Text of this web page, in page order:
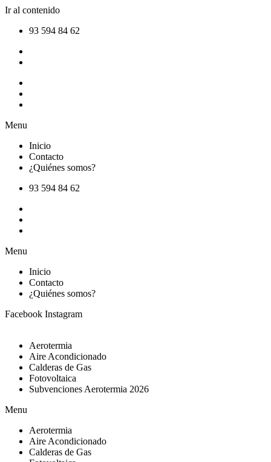
Ir al contenido
93 594 84 62
Menu
Inicio
Contacto
¿Quiénes somos?
93 594 84 62
Menu
Inicio
Contacto
¿Quiénes somos?
Facebook Instagram
Aerotermia
Aire Acondicionado
Calderas de Gas
Fotovoltaica
Subvenciones Aerotermia 2026
Menu
Aerotermia
Aire Acondicionado
Calderas de Gas